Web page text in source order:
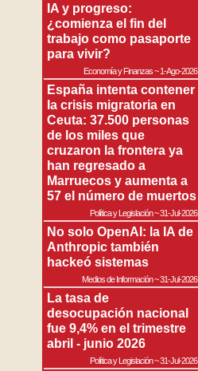
IA y progreso:
¿comienza el fin del
trabajo como pasaporte
para vivir?
Economía y Finanzas~1-Ago-2026
España intenta contener
la crisis migratoria en
Ceuta: 37.500 personas
de los miles que
cruzaron la frontera ya
han regresado a
Marruecos y aumenta a
57 el número de muertos
Política y Legislación~31-Jul-2026
No solo OpenAI: la IA de
Anthropic también
hackeó sistemas
Medios de Información~31-Jul-2026
La tasa de
desocupación nacional
fue 9,4% en el trimestre
abril - junio 2026
Política y Legislación~31-Jul-2026